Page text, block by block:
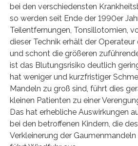
bei den verschiedensten
so werden seit Ende der 1990er
Teilentfernungen, Tonsillotomien,
dieser Technik erhält der Operateur
und schont die größeren
ist das Blutungsrisiko deutlich
hat weniger und kurzfristiger
Mandeln zu groß sind, führt dies
kleinen Patienten zu einer
Das hat erhebliche Auswirkungen
bei den betroffenen Kindern, die
Verkleinerung der Gaumenmandeln